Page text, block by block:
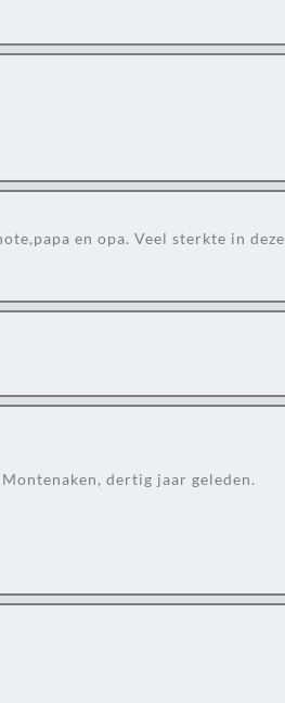
en opa. Veel sterkte in deze
dertig jaar geleden.